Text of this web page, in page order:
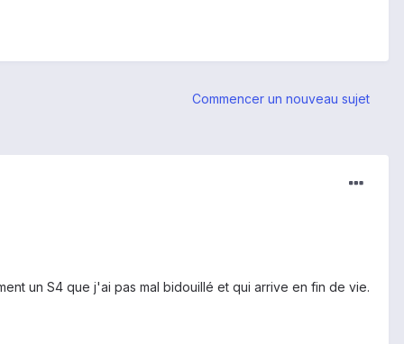
Commencer un nouveau sujet
un S4 que j'ai pas mal bidouillé et qui arrive en fin de vie.